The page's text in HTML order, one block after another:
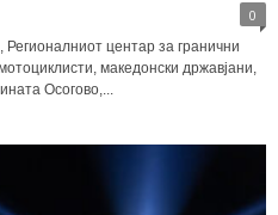
0
центар за гранични
македонски државјани,
Осогово,...